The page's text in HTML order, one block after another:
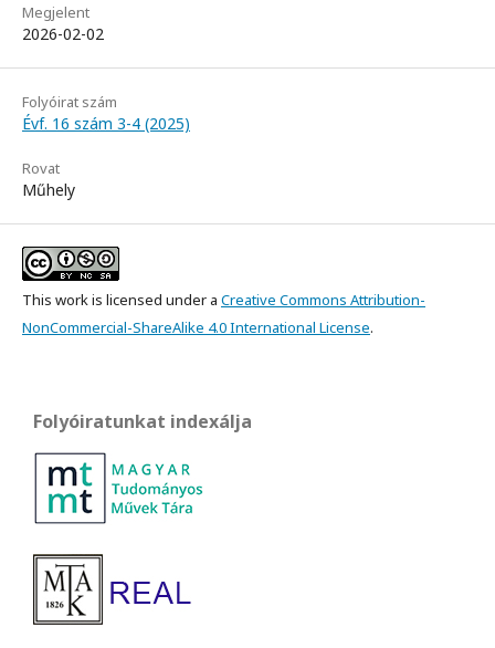
Megjelent
2026-02-02
Folyóirat szám
Évf. 16 szám 3-4 (2025)
Rovat
Műhely
This work is licensed under a Creative Commons Attribution-
NonCommercial-ShareAlike 4.0 International License.
Folyóiratunkat indexálja